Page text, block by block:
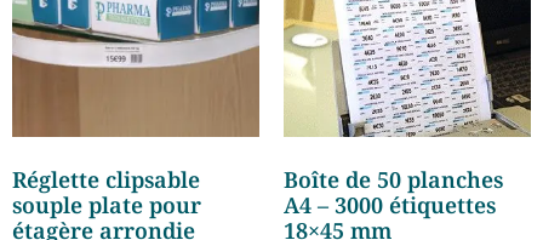
Réglette clipsable
souple plate pour
étagère arrondie
Boîte de 50 planches
A4 – 3000 étiquettes
18×45 mm